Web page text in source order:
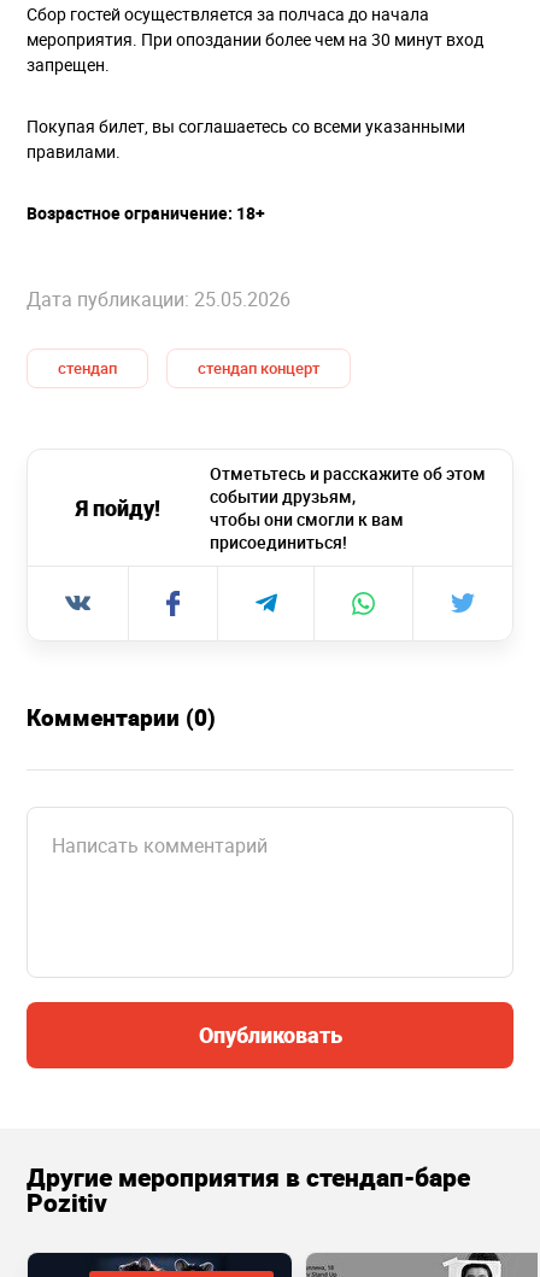
Сбор гостей осуществляется за полчаса до начала
мероприятия. При опоздании более чем на 30 минут вход
запрещен.
Покупая билет, вы соглашаетесь со всеми указанными
правилами.
Возрастное ограничение: 18+
Дата публикации: 25.05.2026
стендап стендап концерт
Я пойду!
Отметьтесь и расскажите об этом
событии друзьям,
чтобы они смогли к вам
присоединиться!
Комментарии (0)
Опубликовать
Другие мероприятия в стендап-баре
Pozitiv